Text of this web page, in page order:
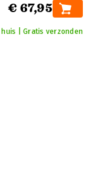
€ 67,95
huis | Gratis verzonden